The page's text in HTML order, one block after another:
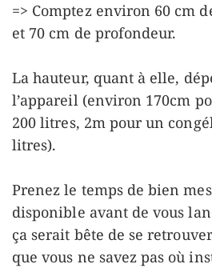
=> Comptez environ 60 cm
et 70 cm de profondeur.
La hauteur, quant à elle,
l’appareil (environ 170cm
200 litres, 2m pour un
litres).
Prenez le temps de bien
disponible avant de vous
ça serait bête de se
que vous ne savez pas où